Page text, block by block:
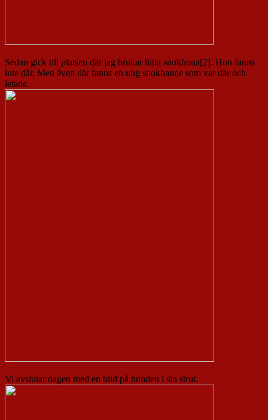
Sedan gick till platsen där jag brukar hitta snokhona[2]. Hon fanns
inte där. Men även där fanns en ung snokhanne som var där och
letade.
Vi avslutar dagen med en bild på hunden i sin strut.